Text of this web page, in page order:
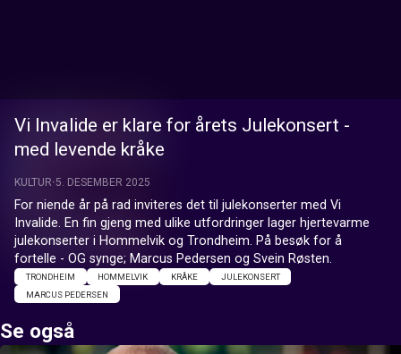
Vi Invalide er klare for årets Julekonsert -
med levende kråke
KULTUR 5. DESEMBER 2025
For niende år på rad inviteres det til julekonserter med Vi
Invalide. En fin gjeng med ulike utfordringer lager hjertevarme
julekonserter i Hommelvik og Trondheim. På besøk for å
fortelle - OG synge; Marcus Pedersen og Svein Røsten.
TRONDHEIM HOMMELVIK KRÅKE
JULEKONSERT
MARCUS PEDERSEN
Se også